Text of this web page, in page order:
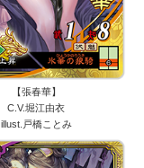
【張春華】
C.V.堀江由衣
illust.戸橋ことみ